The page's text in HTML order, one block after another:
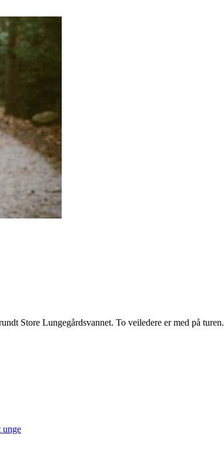
Store Lungegårdsvannet. To veiledere er med på turen.
unge